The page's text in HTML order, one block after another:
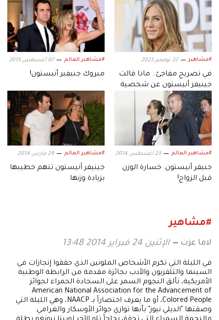
#مشاهير 22 نوفمبر 2023
في تصريح مفاجئ.. ماذا قالت
جينيفر أنيستون عن شخصية
براد بيت؟
#مشاهير العالم 07 أغسطس 2015
مبروك جنيفير أنيستون!
#مشاهير العالم 23 أغسطس 2014
جنيفر أنيستون: خسارة الوزن
قبل الزواج!
#مشاهير العالم 29 مارس 2014
جينيفر آنيستون تتهم خطيبها
بزيادة وزنها
#مشاهير
لاما عزت الإثنين 24 فبراير 2014 13:48
في الليلة التي تكرم الأشخاص الملونين الذي حققوا إنجازات في
السينما والتلفزيون والأدب بجائزة مقدمة من الرابطة الوطنية
الأمريكية، تألق النجوم السمر على السجادة الحمراء لجوائز
American National Association for the Advancement of
Colored People، أو ما يعرف اختصاراً بـ NAACP، وهي الليلة التي
وصفتها "الديلي نيوز" بأنها توازي جوائز الأوسكار والغرامي.